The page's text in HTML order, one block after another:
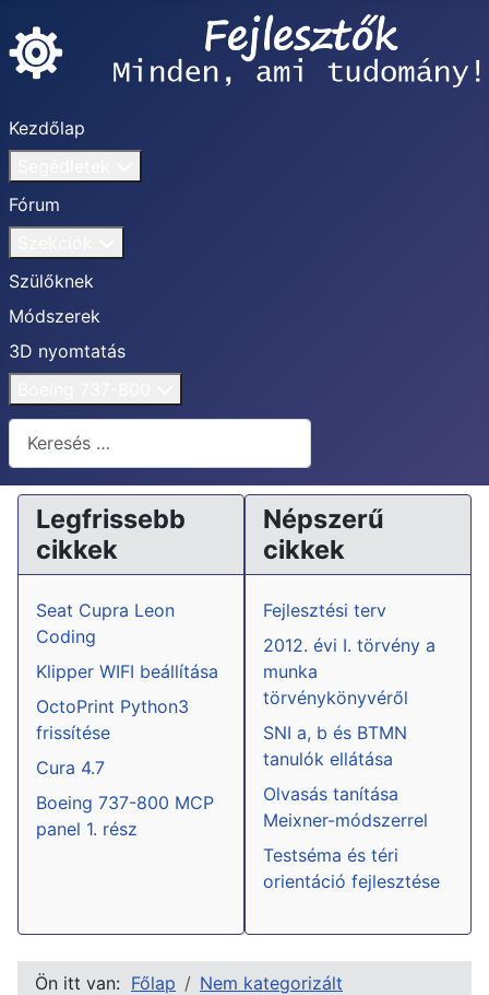
Kezdőlap
Fórum
Szülőknek
Módszerek
3D nyomtatás
Keresés...
Legfrissebb
cikkek
Seat Cupra Leon
Coding
Klipper WIFI beállítása
OctoPrint Python3
frissítése
Cura 4.7
Boeing 737-800 MCP
panel 1. rész
Népszerű
cikkek
Fejlesztési terv
2012. évi I. törvény a
munka
törvénykönyvéről
SNI a, b és BTMN
tanulók ellátása
Olvasás tanítása
Meixner-módszerrel
Testséma és téri
orientáció fejlesztése
Ön itt van: Főlap
Nem kategorizált